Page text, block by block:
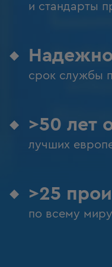
и стандарты
Надежно
срок службы
>50 лет
лучших
>25
по всему миру